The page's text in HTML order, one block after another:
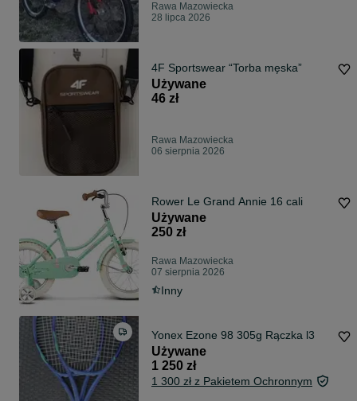
Rawa Mazowiecka
28 lipca 2026
4F Sportswear “Torba męska”
Używane
46 zł
Rawa Mazowiecka
06 sierpnia 2026
Rower Le Grand Annie 16 cali
Używane
250 zł
Rawa Mazowiecka
07 sierpnia 2026
Inny
Yonex Ezone 98 305g Rączka l3
Używane
1 250 zł
1 300 zł z Pakietem Ochronnym